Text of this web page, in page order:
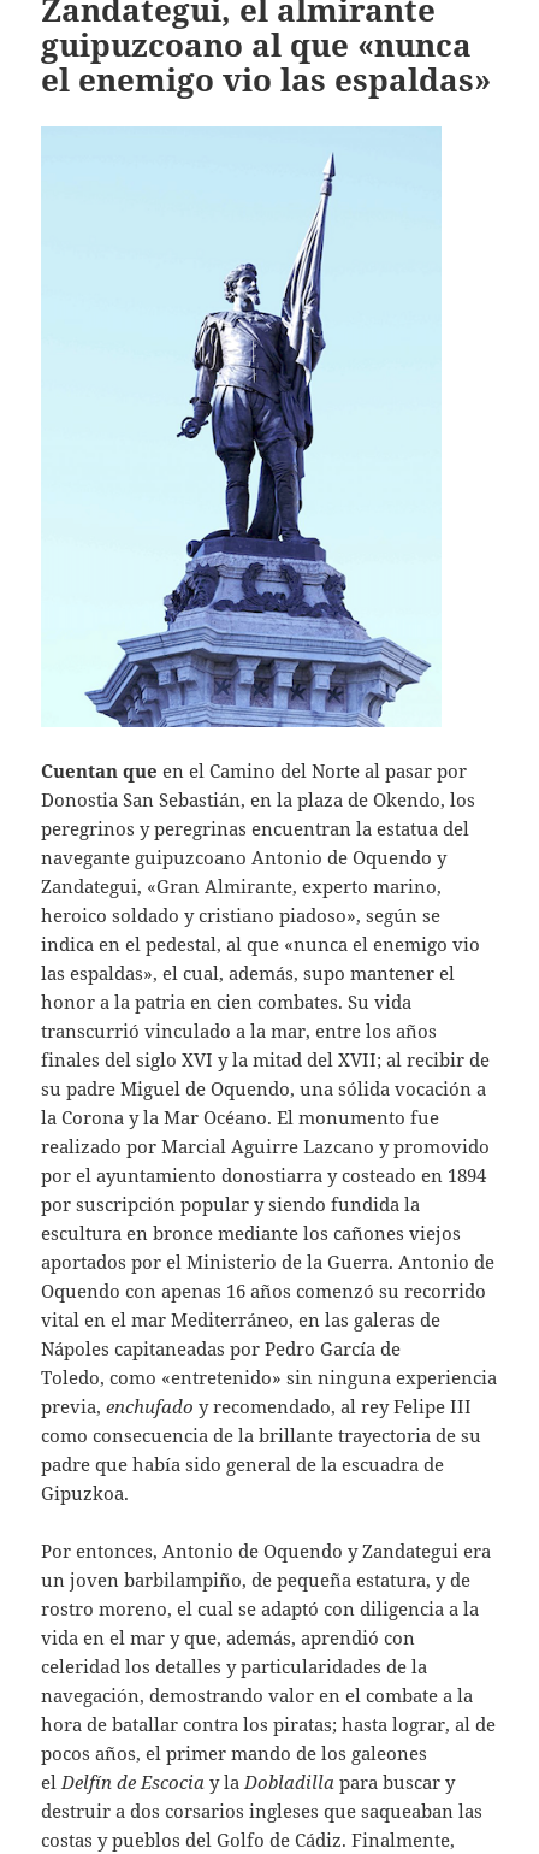
Zandategui, el almirante
guipuzcoano al que «nunca
el enemigo vio las espaldas»
Cuentan que en el Camino del Norte al pasar por
Donostia San Sebastián, en la plaza de Okendo, los
peregrinos y peregrinas encuentran la estatua del
navegante guipuzcoano Antonio de Oquendo y
Zandategui, «Gran Almirante, experto marino,
heroico soldado y cristiano piadoso», según se
indica en el pedestal, al que «nunca el enemigo vio
las espaldas», el cual, además, supo mantener el
honor a la patria en cien combates. Su vida
transcurrió vinculado a la mar, entre los años
finales del siglo XVI y la mitad del XVII; al recibir de
su padre Miguel de Oquendo, una sólida vocación a
la Corona y la Mar Océano. El monumento fue
realizado por Marcial Aguirre Lazcano y promovido
por el ayuntamiento donostiarra y costeado en 1894
por suscripción popular y siendo fundida la
escultura en bronce mediante los cañones viejos
aportados por el Ministerio de la Guerra. Antonio de
Oquendo con apenas 16 años comenzó su recorrido
vital en el mar Mediterráneo, en las galeras de
Nápoles capitaneadas por Pedro García de
Toledo, como «entretenido» sin ninguna experiencia
previa,enchufado y recomendado, al rey Felipe III
como consecuencia de la brillante trayectoria de su
padre que había sido general de la escuadra de
Gipuzkoa.
Por entonces, Antonio de Oquendo y Zandategui era
un joven barbilampiño, de pequeña estatura, y de
rostro moreno, el cual se adaptó con diligencia a la
vida en el mar y que, además, aprendió con
celeridad los detalles y particularidades de la
navegación, demostrando valor en el combate a la
hora de batallar contra los piratas; hasta lograr, al de
pocos años, el primer mando de los galeones
el Delfín de Escocia y la Dobladilla para buscar y
destruir a dos corsarios ingleses que saqueaban las
costas y pueblos del Golfo de Cádiz. Finalmente,